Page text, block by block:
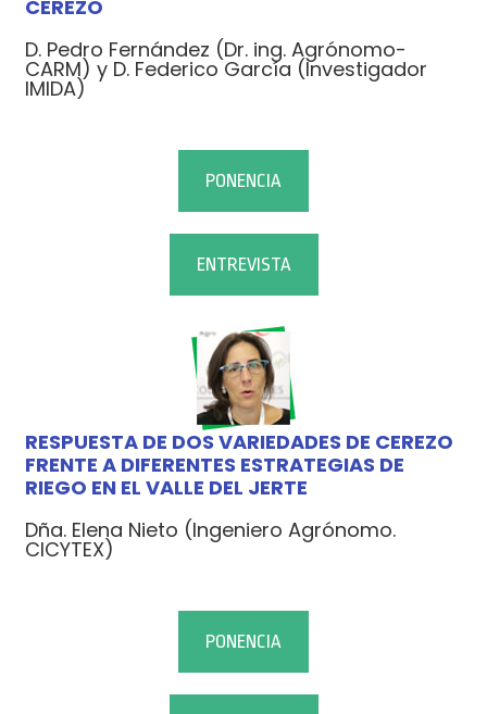
CEREZO
D. Pedro Fernández (Dr. ing. Agrónomo-
CARM) y D. Federico García (Investigador
IMIDA)
PONENCIA
ENTREVISTA
RESPUESTA DE DOS VARIEDADES DE CEREZO
FRENTE A DIFERENTES ESTRATEGIAS DE
RIEGO EN EL VALLE DEL JERTE
Dña. Elena Nieto (Ingeniero Agrónomo.
CICYTEX)
PONENCIA